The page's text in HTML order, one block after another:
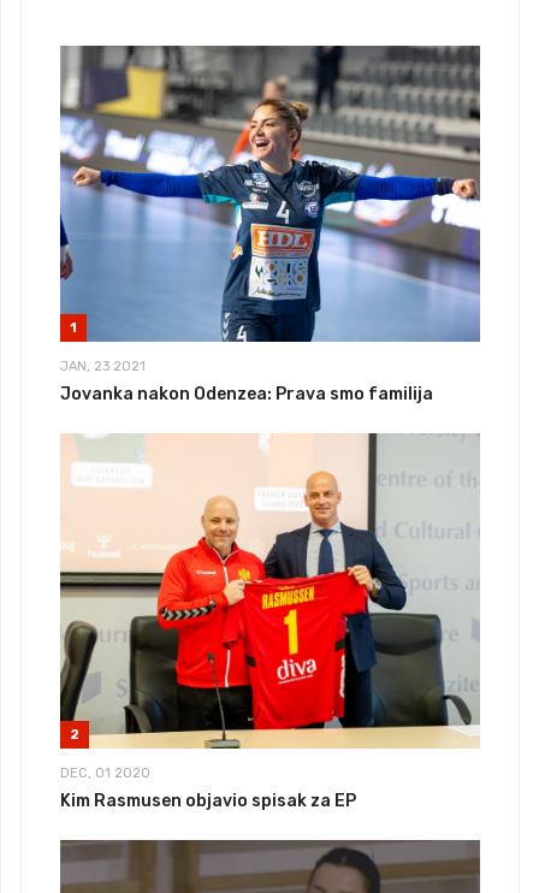
1
JAN, 23 2021
Jovanka nakon Odenzea: Prava smo familija
2
DEC, 01 2020
Kim Rasmusen objavio spisak za EP